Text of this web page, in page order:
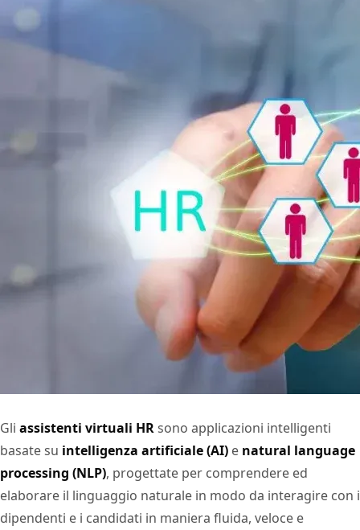
Gli assistenti virtuali HRsono applicazioni intelligenti
basate su intelligenza artificiale (AI) e natural language
processing (NLP), progettate per comprendere ed
elaborare il linguaggio naturale in modo da interagire con i
dipendenti e i candidati in maniera fluida, veloce e